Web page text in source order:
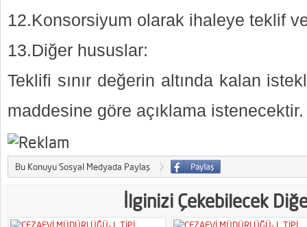
12.Konsorsiyum olarak ihaleye teklif
13.Diğer hususlar:
Teklifi sınır değerin altında kalan
maddesine göre açıklama istenecektir.
Bu Konuyu Sosyal Medyada Paylaş
İlginizi Çekebilecek